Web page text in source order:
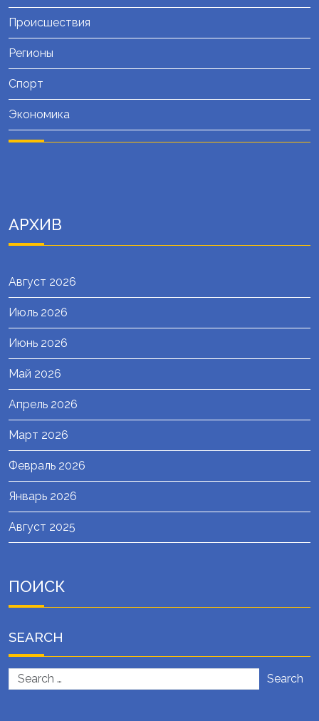
Происшествия
Регионы
Спорт
Экономика
АРХИВ
Август 2026
Июль 2026
Июнь 2026
Май 2026
Апрель 2026
Март 2026
Февраль 2026
Январь 2026
Август 2025
ПОИСК
SEARCH
Search